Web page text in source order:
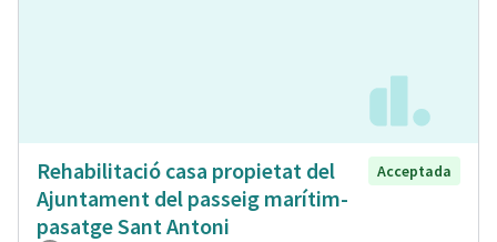
Rehabilitació casa propietat del
Ajuntament del passeig marítim-
pasatge Sant Antoni
Acceptada